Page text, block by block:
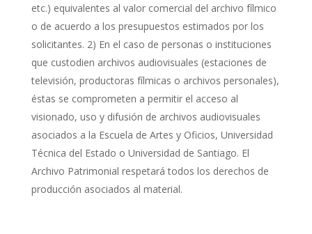
etc.) equivalentes al valor comercial del archivo fílmico
o de acuerdo a los presupuestos estimados por los
solicitantes. 2) En el caso de personas o instituciones
que custodien archivos audiovisuales (estaciones de
televisión, productoras fílmicas o archivos personales),
éstas se comprometen a permitir el acceso al
visionado, uso y difusión de archivos audiovisuales
asociados a la Escuela de Artes y Oficios, Universidad
Técnica del Estado o Universidad de Santiago. El
Archivo Patrimonial respetará todos los derechos de
producción asociados al material.